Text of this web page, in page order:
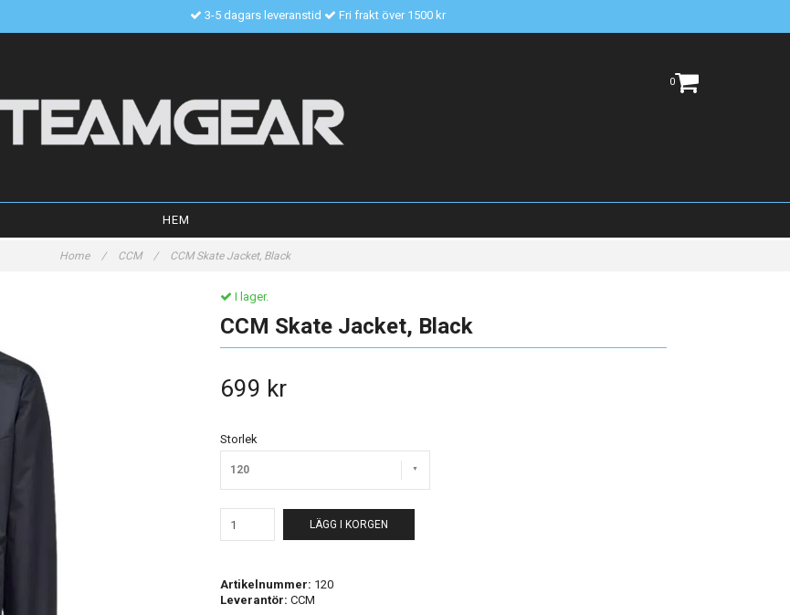
3-5 dagars leveranstid Fri frakt över 1500 kr
0
HEM
Home / CCM / CCM Skate Jacket, Black
I lager.
CCM Skate Jacket, Black
699 kr
Storlek
120
LÄGG I KORGEN
Artikelnummer: 120
Leverantör: CCM